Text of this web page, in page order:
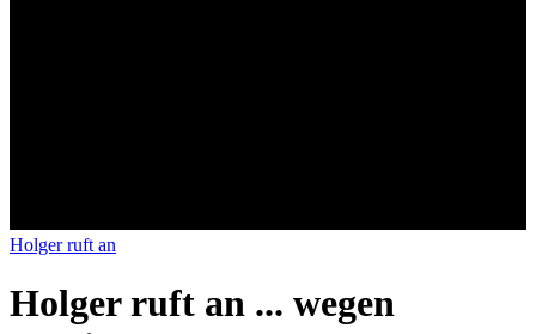
Holger ruft an
Holger ruft an ... wegen